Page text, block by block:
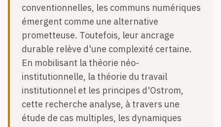
conventionnelles, les communs numériques
émergent comme une alternative
prometteuse. Toutefois, leur ancrage
durable relève d'une complexité certaine.
En mobilisant la théorie néo-
institutionnelle, la théorie du travail
institutionnel et les principes d'Ostrom,
cette recherche analyse, à travers une
étude de cas multiples, les dynamiques